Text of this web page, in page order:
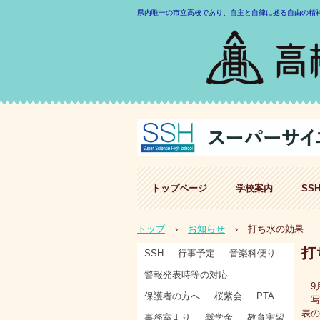
県内唯一の市立高校であり、自主と自律に拠る自由の
トップページ 学校案内 SSH
トップ › お知らせ › 打ち水の効果
打
9
写
表
SSH 行事予定
音楽科便り
警報発表時等の対応
保護者の方へ
桜紫会
PTA
事務室より
奨学金 教育実習